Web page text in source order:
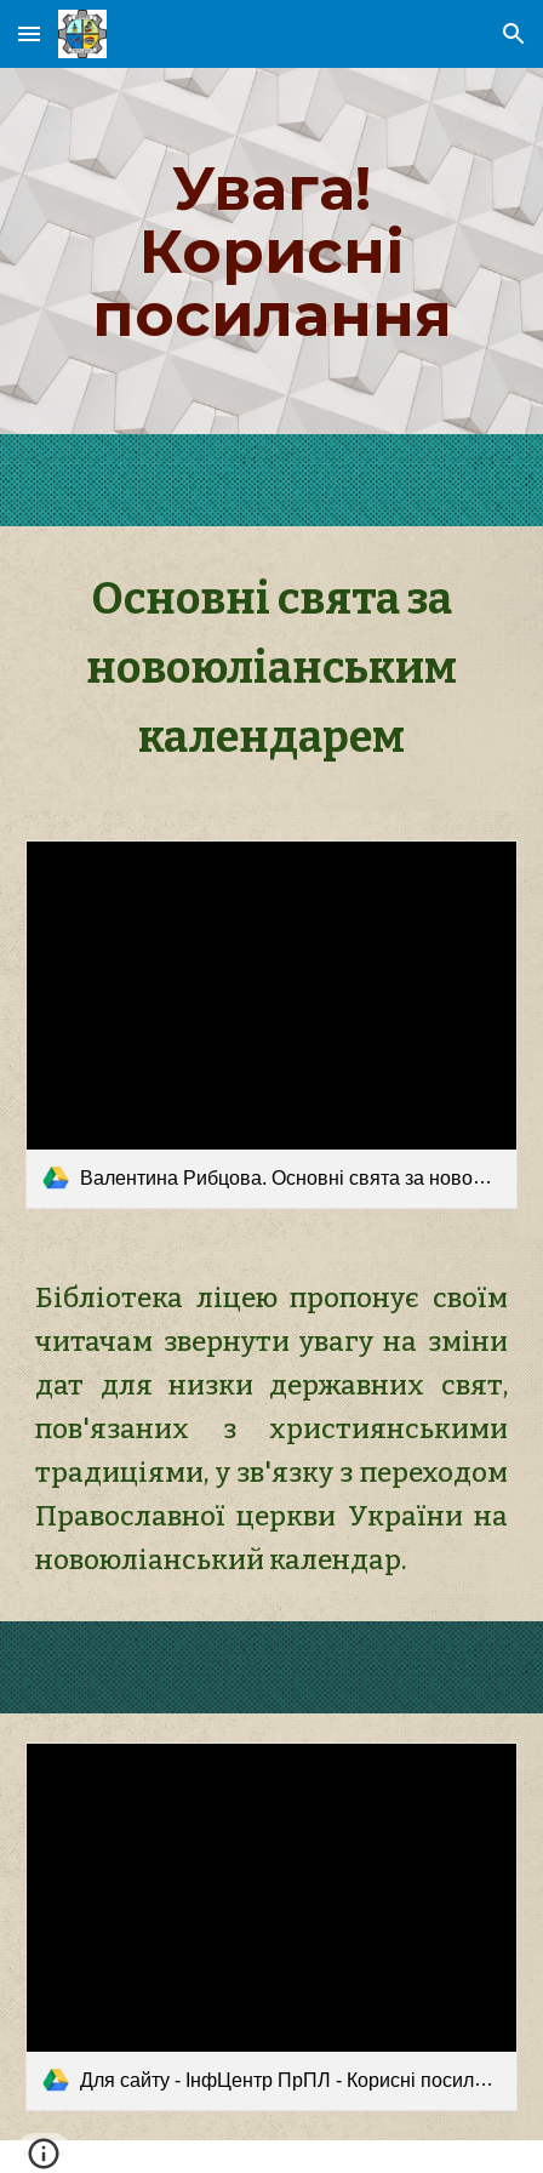
Skip to main content Skip to navigation
Увага!
Корисні
посилання
Основні свята за
новоюліанським
календарем
Валентина Рибцова. Основні свята за новоюліанським календарем.mp4
Бібліотека ліцею пропонує своїм
читачам звернути увагу на зміни
дат для низки державних свят,
пов'язаних з християнськими
традиціями, у зв'язку з переходом
Православної церкви України на
новоюліанський календар.
Для сайту - ІнфЦентр ПрПЛ - Корисні посилання НМЦ ПТО.pdf